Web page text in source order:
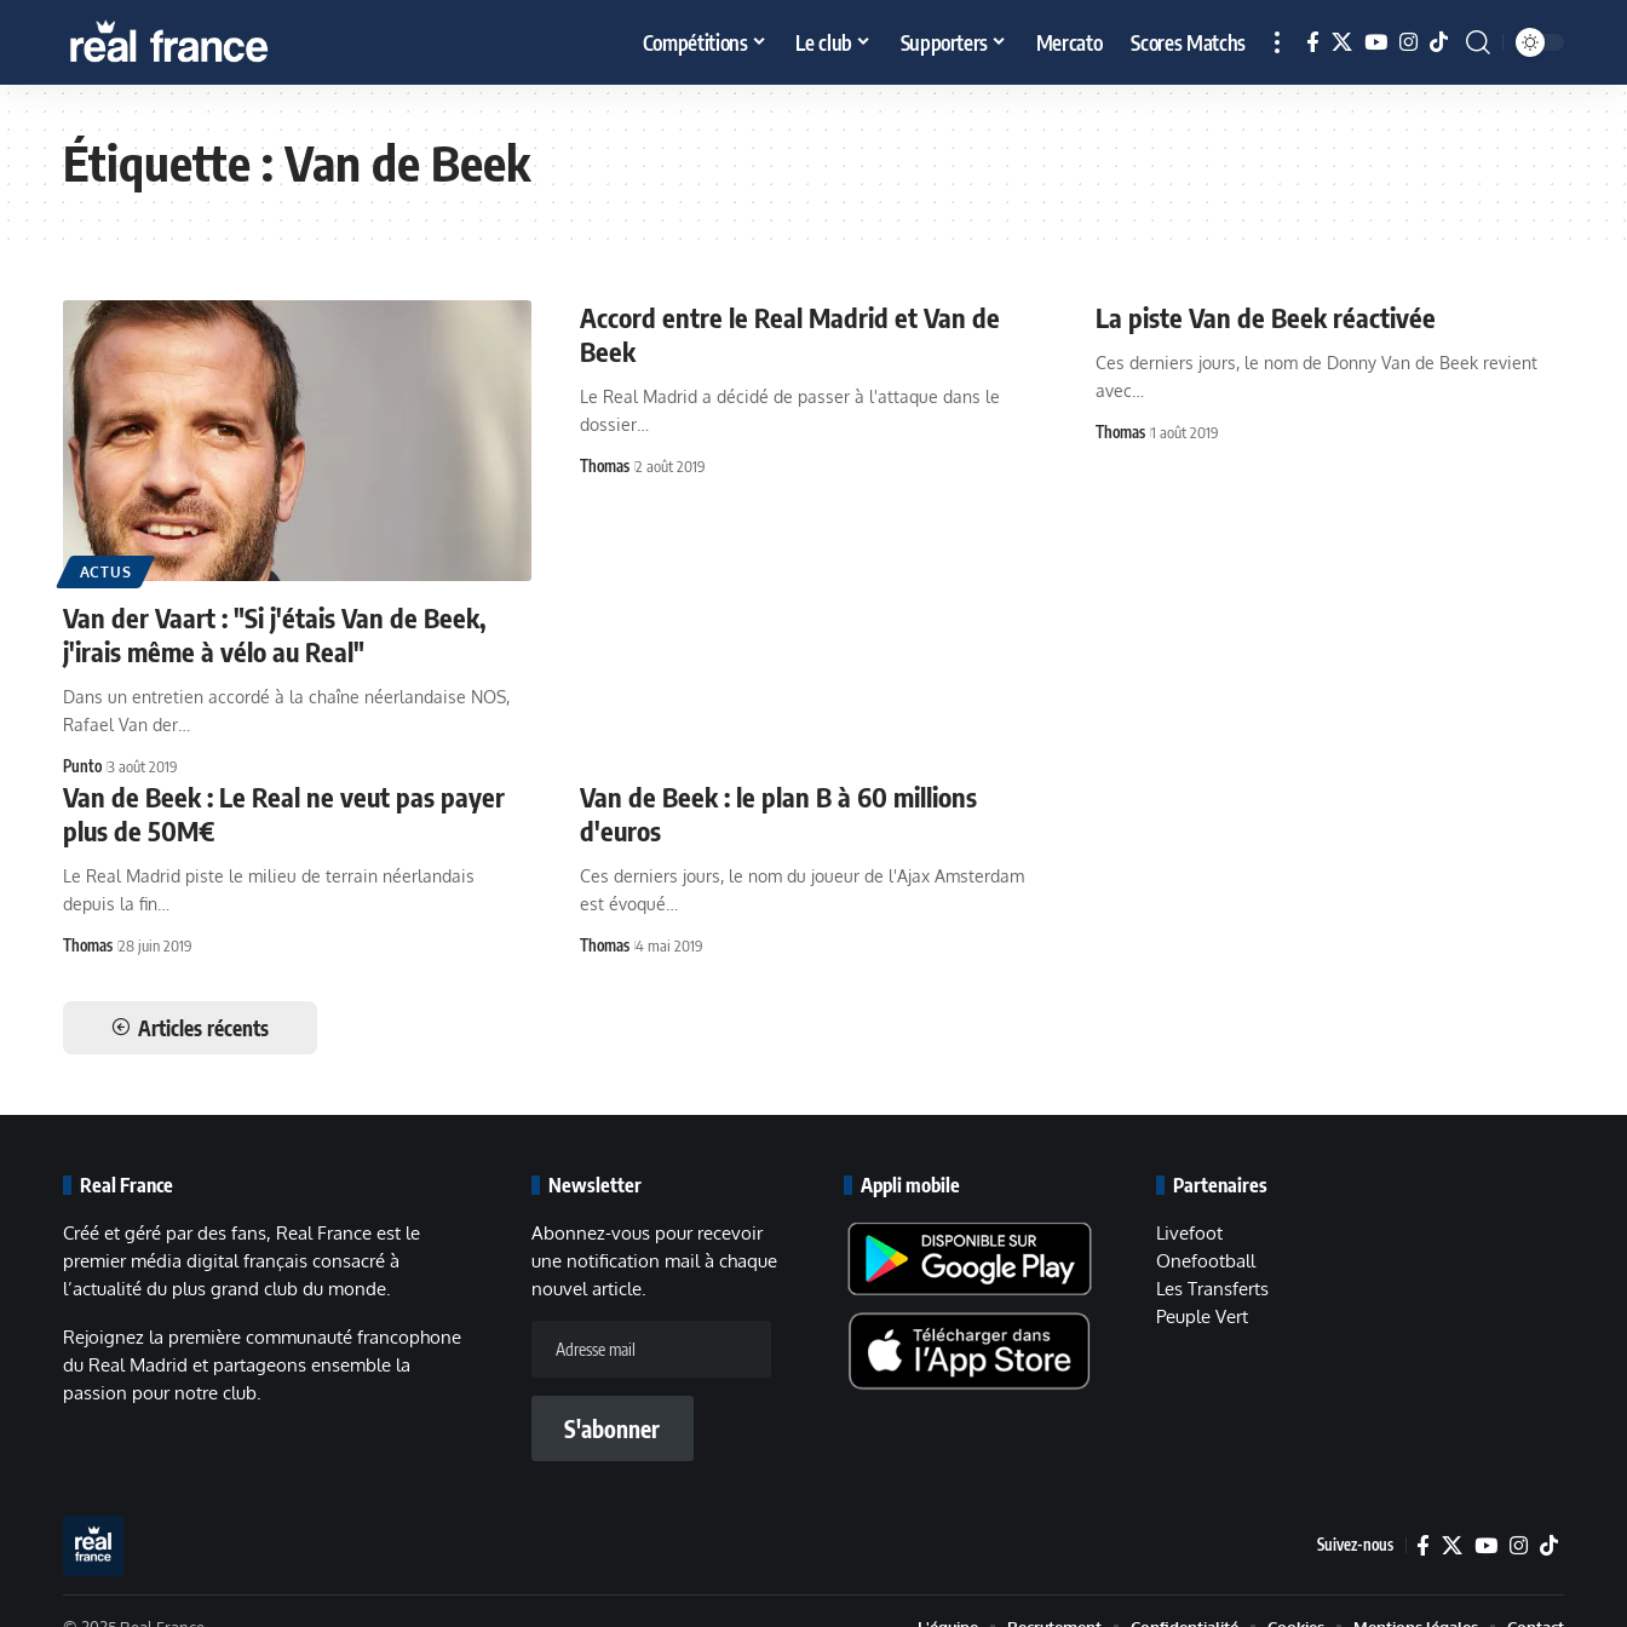
Compétitions Le club Supporters Mercato Scores Matchs
Étiquette :Van de Beek
ACTUS
Van der Vaart : "Si j'étais Van de Beek,
j'irais même à vélo au Real"
Dans un entretien accordé à la chaîne néerlandaise NOS,
Rafael Van der…
Punto 3 août 2019
Accord entre le Real Madrid et Van de
Beek
Le Real Madrid a décidé de passer à l'attaque dans le
dossier…
Thomas 2 août 2019
La piste Van de Beek réactivée
Ces derniers jours, le nom de Donny Van de Beek revient
avec…
Thomas 1 août 2019
Van de Beek : Le Real ne veut pas payer
plus de 50M€
Le Real Madrid piste le milieu de terrain néerlandais
depuis la fin…
Thomas 28 juin 2019
Van de Beek : le plan B à 60 millions
d'euros
Ces derniers jours, le nom du joueur de l'Ajax Amsterdam
est évoqué…
Thomas 4 mai 2019
Articles récents
Real France
Créé et géré par des fans, Real France est le
premier média digital français consacré à
l’actualité du plus grand club du monde.
Rejoignez la première communauté francophone
du Real Madrid et partageons ensemble la
passion pour notre club.
Newsletter
Abonnez-vous pour recevoir
une notification mail à chaque
nouvel article.
mail
S'abonner
Appli mobile Partenaires
Livefoot
Onefootball
Les Transferts
Peuple Vert
Suivez-nous